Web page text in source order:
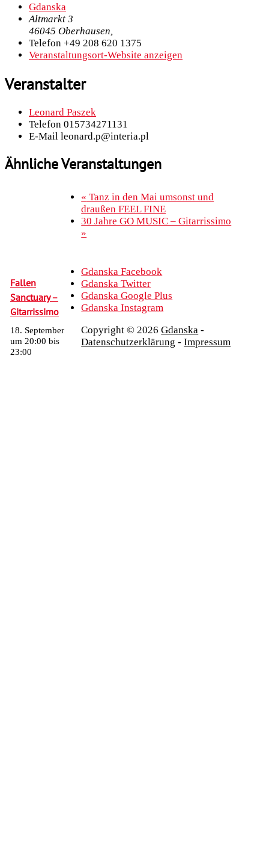
Gdanska
Altmarkt 3
46045 Oberhausen
Telefon +49 208 620 1375
Veranstaltungsort-Website anzeigen
Veranstalter
Leonard Paszek
Telefon 015734271131
E-Mail leonard.p@interia.pl
Ähnliche Veranstaltungen
Fallen
Sanctuary –
Gitarrissimo
18. September
um 20:00 bis
23:00
« Tanz in den Mai umsonst und
draußen FEEL FINE
30 Jahre GO MUSIC – Gitarrissimo
»
Gdanska Facebook
Gdanska Twitter
Gdanska Google Plus
Gdanska Instagram
Copyright © 2026Gdanska -
Datenschutzerklärung -Impressum